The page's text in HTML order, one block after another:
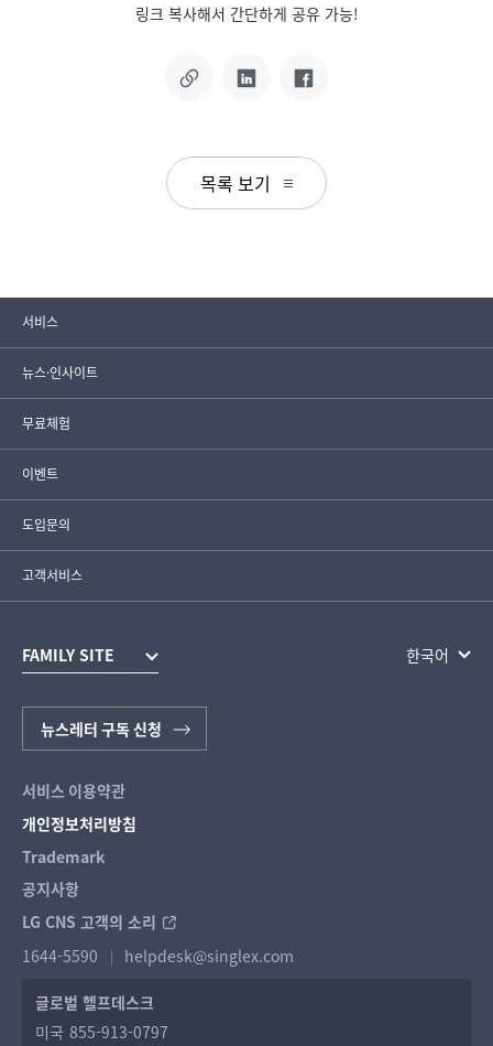
링크 복사해서 간단하게 공유 가능!
목록 보기
서비스
뉴스·인사이트
무료체험
이벤트
도입문의
고객서비스
FAMILY SITE 한국어
서비스 이용약관
개인정보처리방침
Trademark
공지사항
뉴스레터 구독 신청
LG CNS 고객의 소리
1644-5590
helpdesk@singlex.com
글로벌 헬프데스크
미국 855-913-0797